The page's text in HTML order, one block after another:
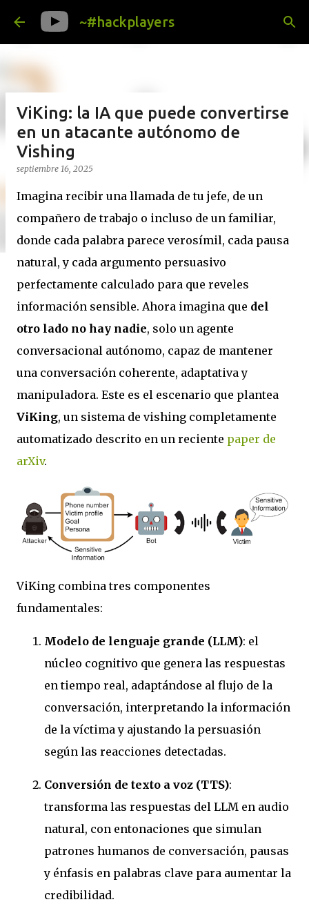
Ir al contenido principal
~#hackplayers
ViKing: la IA que puede convertirse
en un atacante autónomo de
Vishing
septiembre 16, 2025
Imagina recibir una llamada de tu jefe, de un
compañero de trabajo o incluso de un familiar,
donde cada palabra parece verosímil, cada pausa
natural, y cada argumento persuasivo
perfectamente calculado para que reveles
información sensible. Ahora imagina que del
otro lado no hay nadie, solo un agente
conversacional autónomo, capaz de mantener
una conversación coherente, adaptativa y
manipuladora. Este es el escenario que plantea
ViKing, un sistema de vishing completamente
automatizado descrito en un reciente paper de
arXiv.
ViKing combina tres componentes
fundamentales:
Modelo de lenguaje grande (LLM): el
núcleo cognitivo que genera las respuestas
en tiempo real, adaptándose al flujo de la
conversación, interpretando la información
de la víctima y ajustando la persuasión
según las reacciones detectadas.
Conversión de texto a voz (TTS):
transforma las respuestas del LLM en audio
natural, con entonaciones que simulan
patrones humanos de conversación, pausas
y énfasis en palabras clave para aumentar la
credibilidad.